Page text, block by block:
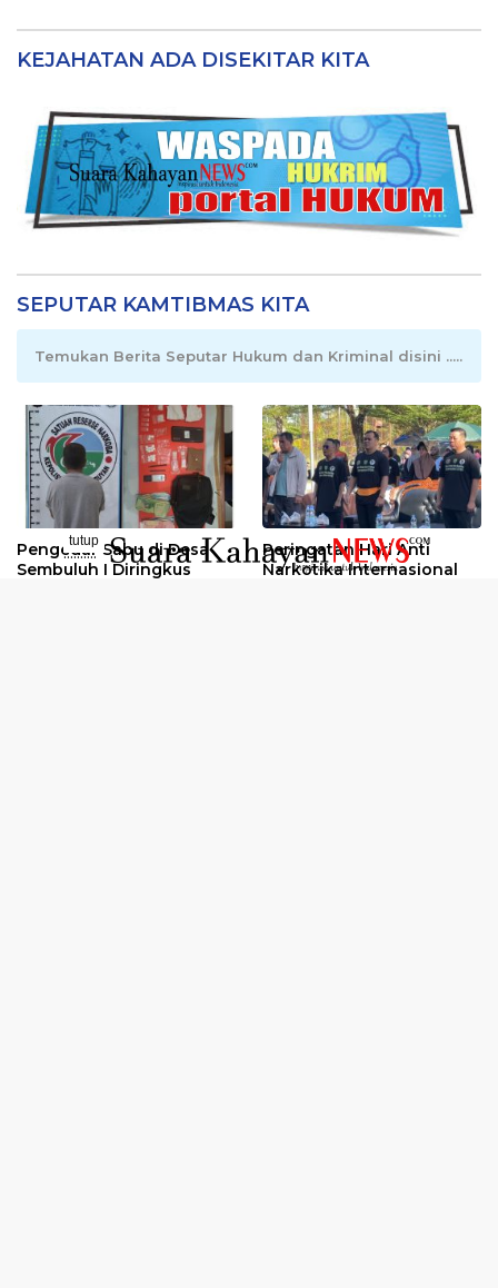
KEJAHATAN ADA DISEKITAR KITA
SEPUTAR KAMTIBMAS KITA
Temukan Berita Seputar Hukum dan Kriminal disini .....
Pengedar Sabu di Desa
Sembuluh I Diringkus
Peringatan Hari Anti
Narkotika Internasional
tutup
..........